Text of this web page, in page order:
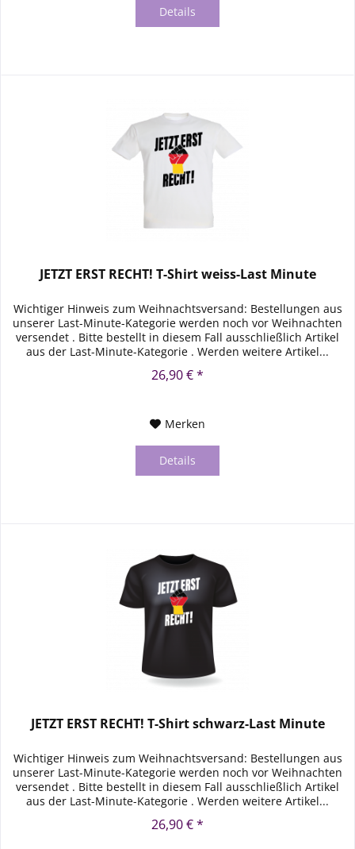
Details
JETZT ERST RECHT! T-Shirt weiss-Last Minute
Wichtiger Hinweis zum Weihnachtsversand: Bestellungen aus
unserer Last-Minute-Kategorie werden noch vor Weihnachten
versendet . Bitte bestellt in diesem Fall ausschließlich Artikel
aus der Last-Minute-Kategorie . Werden weitere Artikel...
26,90 € *
Merken
Details
JETZT ERST RECHT! T-Shirt schwarz-Last Minute
Wichtiger Hinweis zum Weihnachtsversand: Bestellungen aus
unserer Last-Minute-Kategorie werden noch vor Weihnachten
versendet . Bitte bestellt in diesem Fall ausschließlich Artikel
aus der Last-Minute-Kategorie . Werden weitere Artikel...
26,90 € *